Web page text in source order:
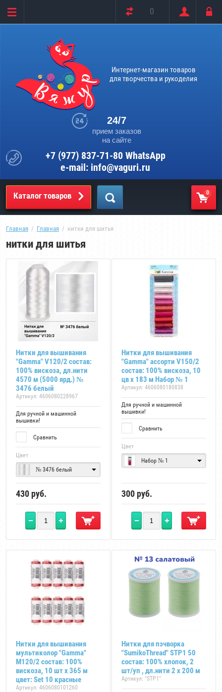
0
Интернет-магазин товаров
для творчества и рукоделия
24/7
прием заказов
на сайте
+7 (977) 837-71-80 WhatsApp
e-mail: info@vaguri.ru
Каталог товаров 0
Главная
  /
Главная
  /  нитки для шитья
нитки для шитья
Нитки для вышивания
"Gamma" V120/2 состав:
100% вискоза, дл.нити
4570 м (5000 ярд.) №
3476 белый
Артикул: 4606080228967
Для ручной и машинной
вышивки!
Сравнить
Цвет
№ 3476 белый
430 руб.
Нитки для вышивания
"Gamma" ассорти V150/2
состав: 100% вискоза, 10
цв x 183 м Набор № 1
Артикул: 4606080180838
Для ручной и машинной
вышивки!
Сравнить
Цвет
Набор № 1
300 руб.
Нитки для вышивания
мультиколор "Gamma"
M120/2 состав: 100%
вискоза, 10 шт х 365 м
цвет: Set 10 красные
Артикул: 4606080101260
Нитки для пэчворка
"SumikoThread" STP1 50
состав: 100% хлопок, 2
шт/уп , дл.нити 2 х 200 м
Артикул: "STP1"